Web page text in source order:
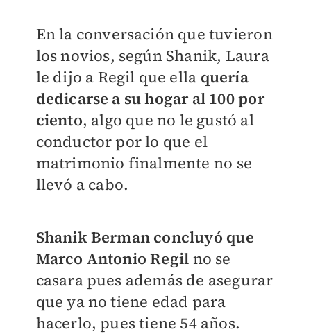
En la conversación que tuvieron
los novios, según Shanik, Laura
le dijo a Regil que ella quería
dedicarse a su hogar al 100 por
ciento, algo que no le gustó al
conductor por lo que el
matrimonio finalmente no se
llevó a cabo.
Shanik Berman concluyó que
Marco Antonio Regil no se
casara pues además de asegurar
que ya no tiene edad para
hacerlo, pues tiene 54 años.